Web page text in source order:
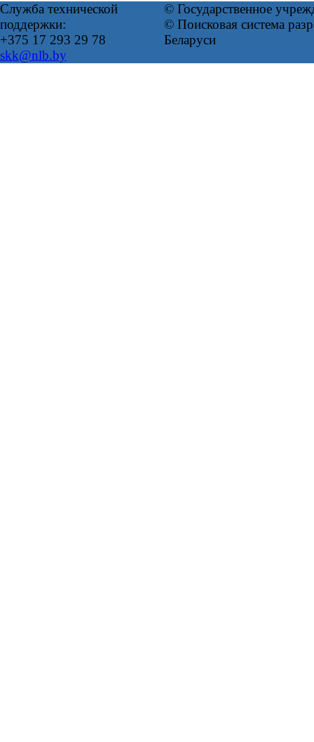
Служба технической
поддержки:
+375 17 293 29 78
skk@nlb.by
© Государственное
© Поисковая система
Беларуси